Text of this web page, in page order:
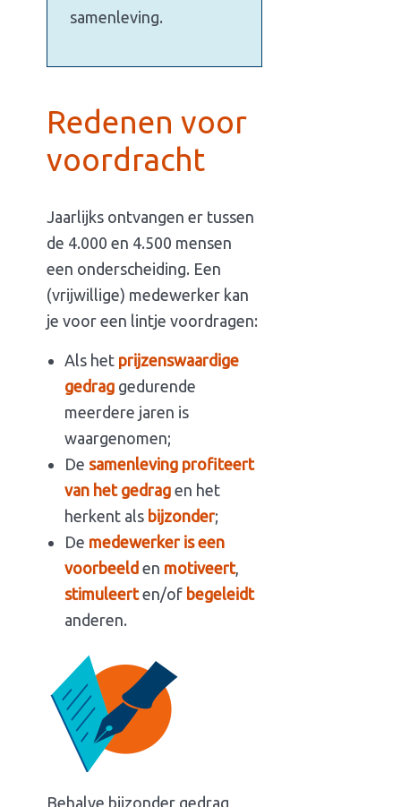
samenleving.
Redenen voor
voordracht
Jaarlijks ontvangen er tussen
de 4.000 en 4.500 mensen
een onderscheiding. Een
(vrijwillige) medewerker kan
je voor een lintje voordragen:
Als het prijzenswaardige
gedrag gedurende
meerdere jaren is
waargenomen;
De samenleving profiteert
van het gedrag en het
herkent als bijzonder;
De medewerker is een
voorbeeld en motiveert,
stimuleerten/of begeleidt
anderen.
Behalve bijzonder gedrag